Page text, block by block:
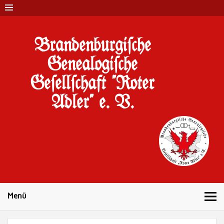
Brandenburgi#che
Genealogi#che
Ge#ell#chaft "Roter
Adler" e. V.
Menü